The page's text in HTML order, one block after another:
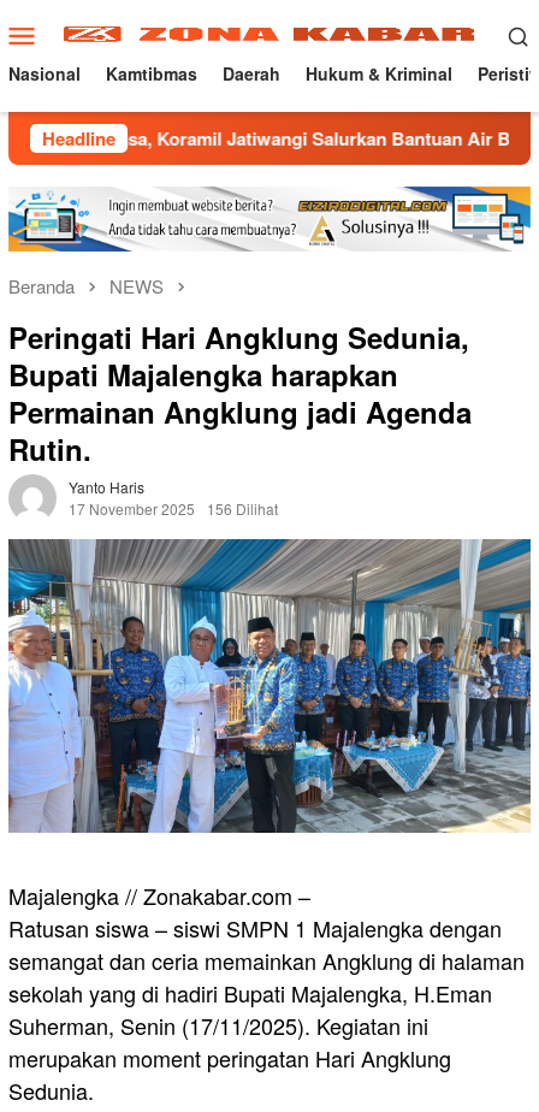
ke
konten
Menu
Mobile
Nasional Kamtibmas Daerah Hukum & Kriminal
Headline
Koramil Jatiwangi Salurkan Bantuan Air Bersih untuk
Beranda NEWS
Peringati Hari Angklung Sedunia,
Bupati Majalengka harapkan
Permainan Angklung jadi Agenda
Rutin.
Yanto Haris
17 November 2025
156 Dilihat
Majalengka // Zonakabar.com –
Ratusan siswa – siswi SMPN 1 Majalengka dengan
semangat dan ceria memainkan Angklung di halaman
sekolah yang di hadiri Bupati Majalengka, H.Eman
Suherman, Senin (17/11/2025). Kegiatan ini
merupakan moment peringatan Hari Angklung
Sedunia.